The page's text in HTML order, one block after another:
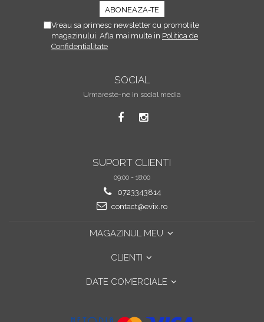
Vreau sa primesc newsletter cu promotiile
magazinului. Afla mai multe in Politica de
Confidentialitate
SOCIAL
Urmareste-ne in social media
SUPORT CLIENTI
09:00 - 18:00
0723343814
contact@evix.ro
MAGAZINUL MEU
CLIENTI
DATE COMERCIALE